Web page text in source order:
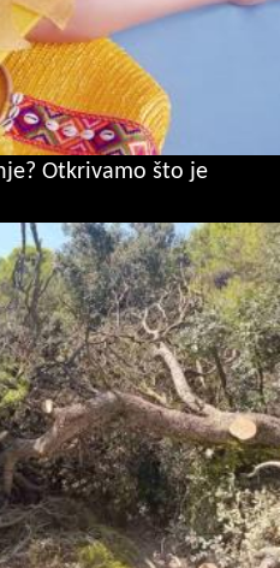
Otkrivamo što je